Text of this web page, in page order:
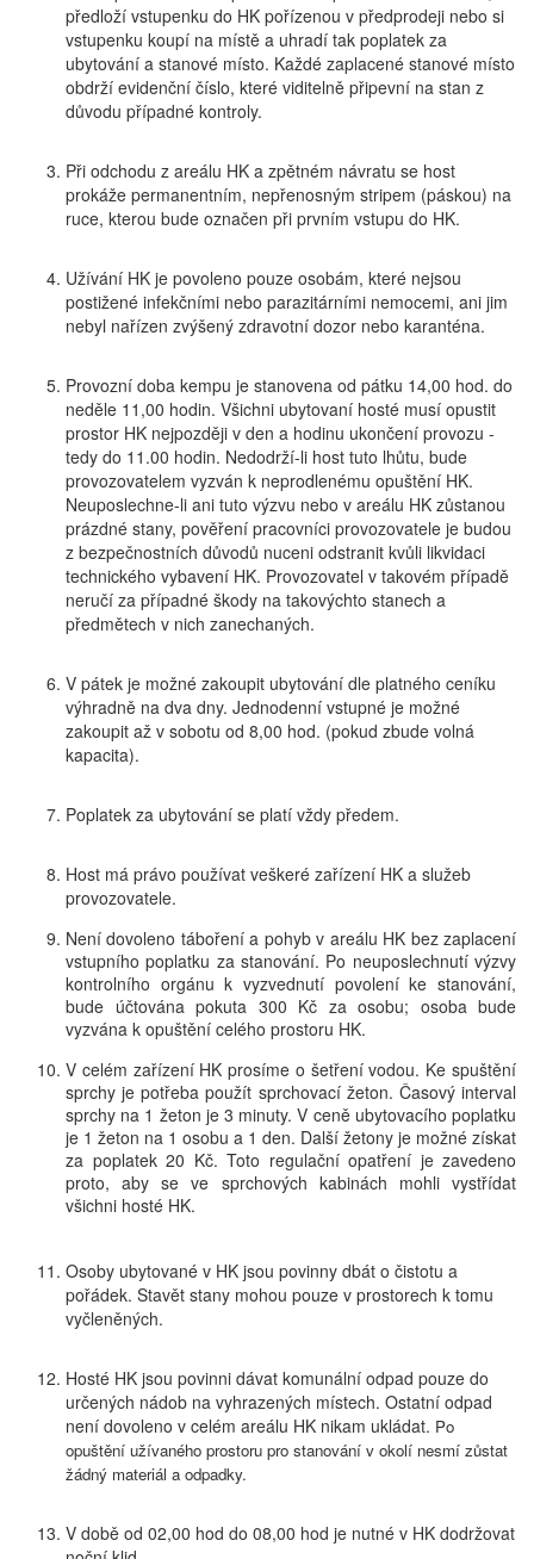
předloží vstupenku do HK pořízenou v předprodeji nebo si
vstupenku koupí na místě a uhradí tak poplatek za
ubytování a stanové místo. Každé zaplacené stanové místo
obdrží evidenční číslo, které viditelně připevní na stan z
důvodu případné kontroly.
Při odchodu z areálu HK a zpětném návratu se host
prokáže permanentním, nepřenosným stripem (páskou) na
ruce, kterou bude označen při prvním vstupu do HK.
Užívání HK je povoleno pouze osobám, které nejsou
postižené infekčními nebo parazitárními nemocemi, ani jim
nebyl nařízen zvýšený zdravotní dozor nebo karanténa.
Provozní doba kempu je stanovena od pátku 14,00 hod. do
neděle 11,00 hodin. Všichni ubytovaní hosté musí opustit
prostor HK nejpozději v den a hodinu ukončení provozu -
tedy do 11.00 hodin. Nedodrží-li host tuto lhůtu, bude
provozovatelem vyzván k neprodlenému opuštění HK.
Neuposlechne-li ani tuto výzvu nebo v areálu HK zůstanou
prázdné stany, pověření pracovníci provozovatele je budou
z bezpečnostních důvodů nuceni odstranit kvůli likvidaci
technického vybavení HK. Provozovatel v takovém případě
neručí za případné škody na takovýchto stanech a
předmětech v nich zanechaných.
V pátek je možné zakoupit ubytování dle platného ceníku
výhradně na dva dny. Jednodenní vstupné je možné
zakoupit až v sobotu od 8,00 hod. (pokud zbude volná
kapacita).
Poplatek za ubytování se platí vždy předem.
Host má právo používat veškeré zařízení HK a služeb
provozovatele.
Není dovoleno táboření a pohyb v areálu HK bez zaplacení
vstupního poplatku za stanování. Po neuposlechnutí výzvy
kontrolního orgánu k vyzvednutí povolení ke stanování,
bude účtována pokuta 300 Kč za osobu; osoba bude
vyzvána k opuštění celého prostoru HK.
V celém zařízení HK prosíme o šetření vodou. Ke spuštění
sprchy je potřeba použít sprchovací žeton. Časový interval
sprchy na 1 žeton je 3 minuty. V ceně ubytovacího poplatku
je 1 žeton na 1 osobu a 1 den. Další žetony je možné získat
za poplatek 20 Kč. Toto regulační opatření je zavedeno
proto, aby se ve sprchových kabinách mohli vystřídat
všichni hosté HK.
Osoby ubytované v HK jsou povinny dbát o čistotu a
pořádek. Stavět stany mohou pouze v prostorech k tomu
vyčleněných.
Hosté HK jsou povinni dávat komunální odpad pouze do
určených nádob na vyhrazených místech. Ostatní odpad
není dovoleno v celém areálu HK nikam ukládat. Po
opuštění užívaného prostoru pro stanování v okolí nesmí zůstat
žádný materiál a odpadky.
V době od 02,00 hod do 08,00 hod je nutné v HK dodržovat